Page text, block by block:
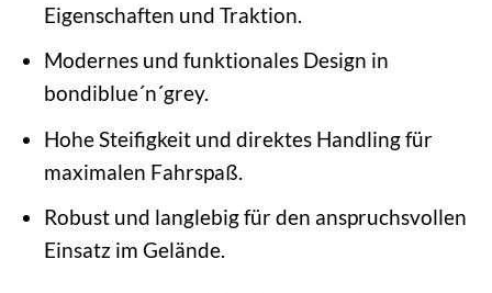
Eigenschaften und Traktion.
Modernes und funktionales Design in
bondiblue´n´grey.
Hohe Steifigkeit und direktes Handling für
maximalen Fahrspaß.
Robust und langlebig für den anspruchsvollen
Einsatz im Gelände.